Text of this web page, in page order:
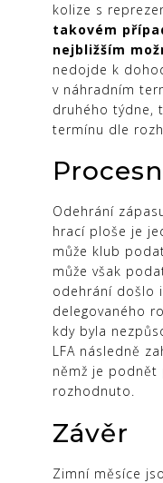
kolize s
takovém
nejbližším
nedojde k
v náhradním
druhého týdne,
termínu dle
Odehrání
hrací ploše je
může klub
může však
odehrání došlo
delegovaného
kdy byla
LFA následně
němž je podnět
rozhodnuto.
Závěr
Zimní měsíce